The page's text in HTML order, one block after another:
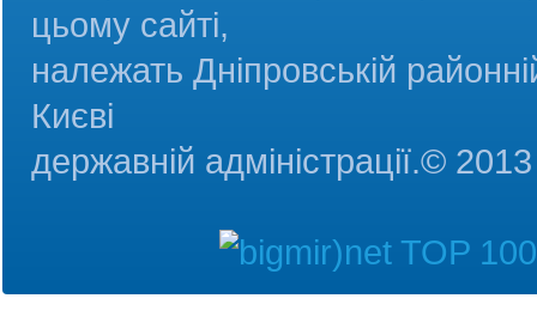
цьому сайті,
належать Дніпровській
Києві
державній